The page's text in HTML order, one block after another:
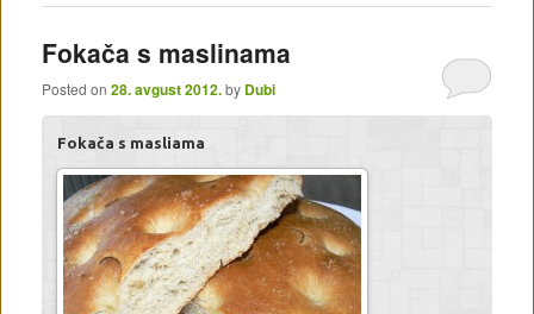
Fokača s maslinama
Posted on 28. avgust 2012.by Dubi
Fokača s masliama